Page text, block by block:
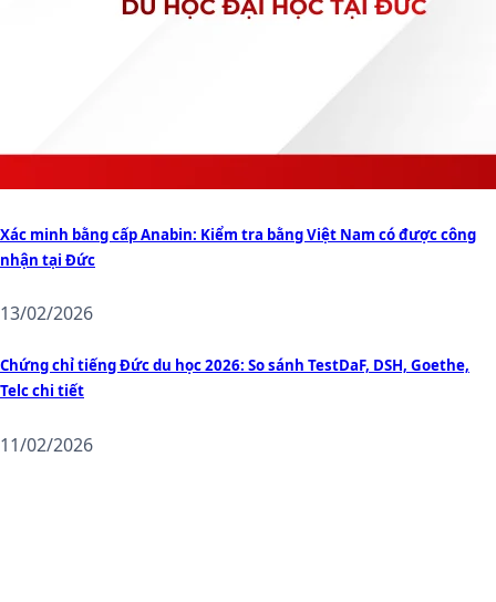
Xác minh bằng cấp Anabin: Kiểm tra bằng Việt Nam có được công
nhận tại Đức
13/02/2026
Chứng chỉ tiếng Đức du học 2026: So sánh TestDaF, DSH, Goethe,
Telc chi tiết
11/02/2026